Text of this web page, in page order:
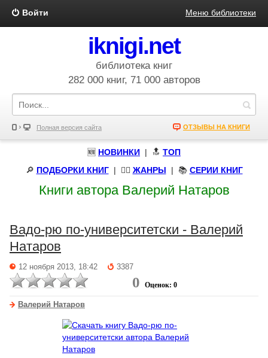
Войти Меню библиотеки
iknigi.net
библиотека книг
282 000 книг, 71 000 авторов
Полная версия сайта ОТЗЫВЫ НА КНИГИ
🆕 НОВИНКИ | 🔝 ТОП
🔎 ПОДБОРКИ КНИГ| 🧝‍♀️ ЖАНРЫ | 📚 СЕРИИ КНИГ
Книги автора Валерий Натаров
Вадо-рю по-университетски - Валерий
Натаров
12 ноября 2013, 18:42 3387
0 Оценок: 0
Валерий Натаров